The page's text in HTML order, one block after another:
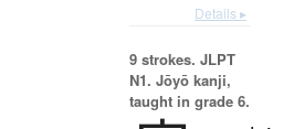
Details ▸
9 strokes. JLPT
N1. Jōyō kanji,
taught in grade 6.